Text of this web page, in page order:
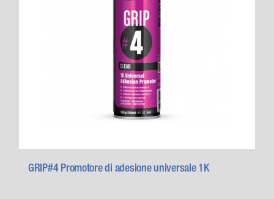
GRIP#4 Promotore di adesione universale 1K